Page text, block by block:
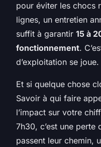
pour éviter les chocs
lignes, un entretien
suffit à garantir 15 à
fonctionnement.
d’exploitation se joue.
Et si quelque chose
Savoir à qui faire
l’impact sur votre
7h30, c’est une perte
passent leur chemin,